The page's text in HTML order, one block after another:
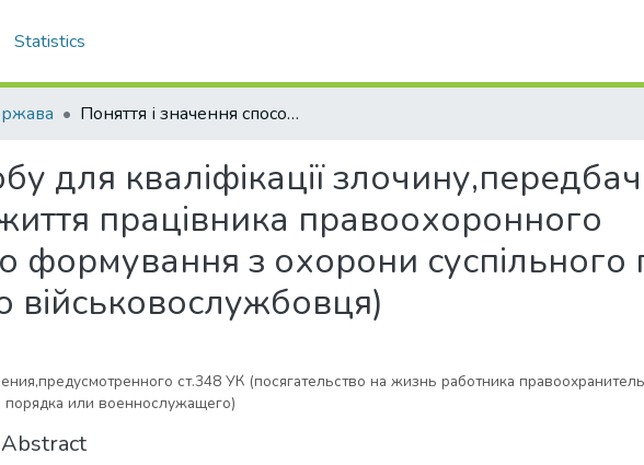
Statistics
Поняття і значення способу для кваліфікації злочину,передбаченого ст.348 КК (посягання на життя працівника правоохоронного органу,члена суспільного формування з охорони суспільного порядку і державного кордону або військовослужбовця)
для кваліфікації
працівника правоохоронного
формування з охорони суспільного
ст.348 УК (посягательство на жизнь работника
или военнослужащего)
Abstract